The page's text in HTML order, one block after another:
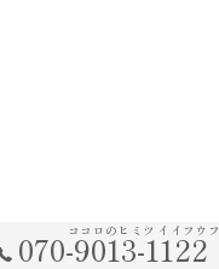
070-9013-1122
ココロのヒミツ イイフウフ